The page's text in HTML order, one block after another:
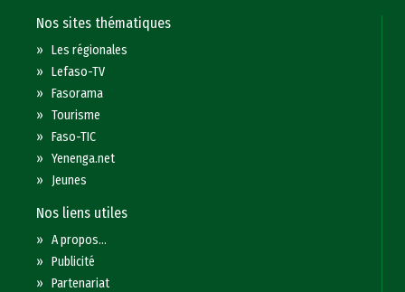
Nos sites thématiques
»Les régionales
»Lefaso-TV
»Fasorama
»Tourisme
»Faso-TIC
»Yenenga.net
» Jeunes
Nos liens utiles
»A propos...
»Publicité
»Partenariat